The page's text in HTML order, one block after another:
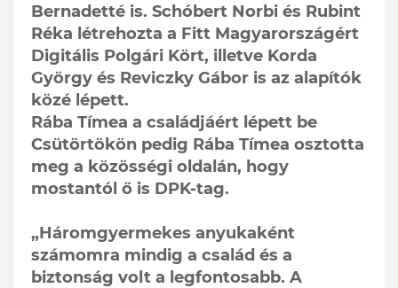
Bernadetté is. Schóbert Norbi és Rubint
Réka létrehozta a Fitt Magyarországért
Digitális Polgári Kört, illetve Korda
György és Reviczky Gábor is az alapítók
közé lépett.
Rába Tímea a családjáért lépett be
Csütörtökön pedig Rába Tímea osztotta
meg a közösségi oldalán, hogy
mostantól ő is DPK-tag.
„Háromgyermekes anyukaként
számomra mindig a család és a
biztonság volt a legfontosabb. A